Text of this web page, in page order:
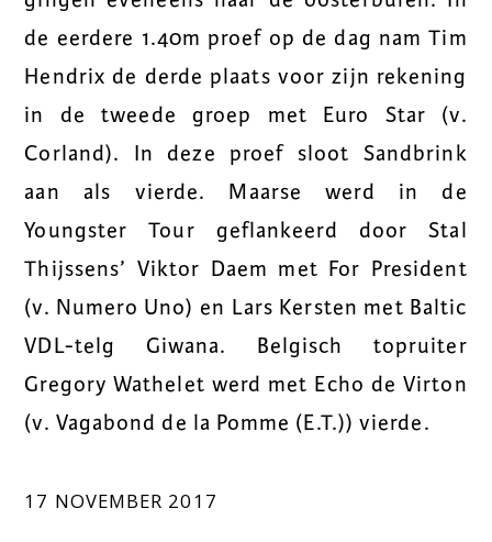
de eerdere 1.40m proef op de dag nam Tim
Hendrix de derde plaats voor zijn rekening
in de tweede groep met Euro Star (v.
Corland). In deze proef sloot Sandbrink
aan als vierde. Maarse werd in de
Youngster Tour geflankeerd door Stal
Thijssens’ Viktor Daem met For President
(v. Numero Uno) en Lars Kersten met Baltic
VDL-telg Giwana. Belgisch topruiter
Gregory Wathelet werd met Echo de Virton
(v. Vagabond de la Pomme (E.T.)) vierde.
17 NOVEMBER 2017